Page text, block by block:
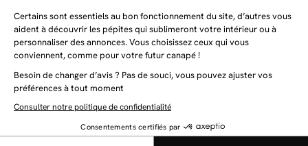
les éléments de la nature comme le chêne ou le pin
massif dont nos tables prennent l’aspect. Les pieds de
nos tables scandinaves sont néanmoins entièrement en
bois naturel, pour leur conférer une note d’authenticité.
Quelle table scandinave choisir pour
embellir sa décoration intérieure ?